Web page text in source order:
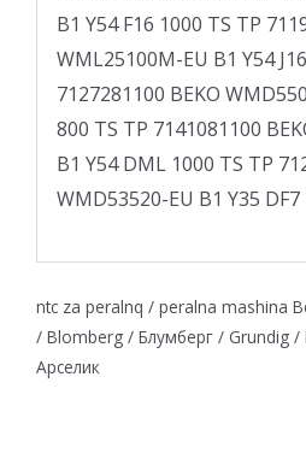
B1 Y54 F16 1000 TS TP
WML25100M-EU B1 Y54
7127281100 BEKO
800 TS TP 7141081100
B1 Y54 DML 1000 TS TP
WMD53520-EU B1 Y35 DF7
ntc za peralnq / peralna mashina
/ Blomberg / Блумберг / Grundig /
Арселик